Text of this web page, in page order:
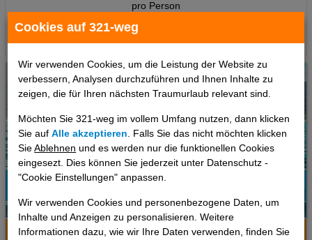
Cookies auf 321-weg
Wir verwenden Cookies, um die Leistung der Website zu
verbessern, Analysen durchzuführen und Ihnen Inhalte zu
zeigen, die für Ihren nächsten Traumurlaub relevant sind.
Möchten Sie 321-weg im vollem Umfang nutzen, dann klicken
Sie aufAlle akzeptieren . Falls Sie das nicht möchten klicken
SieAblehnen und es werden nur die funktionellen Cookies
eingesezt. Dies können Sie jederzeit unter Datenschutz -
"Cookie Einstellungen" anpassen.
Wir verwenden Cookies und personenbezogene Daten, um
Inhalte und Anzeigen zu personalisieren. Weitere
Informationen dazu, wie wir Ihre Daten verwenden, finden Sie
pro Person
Termine
77%
Empfehlung
Hotelinfo Bilder Karte